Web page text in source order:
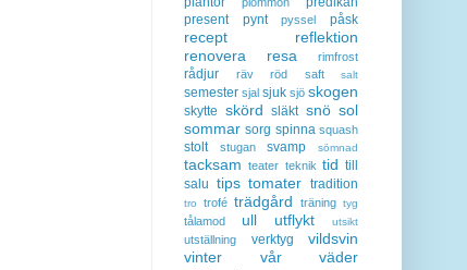
present
pynt pyssel påsk
recept
reflektion
renovera
resa rimfrost
rådjur räv röd saft salt
semester sjal sjuk sjö skogen
skytte skörd släkt snö sol
sommar sorg spinna squash
stolt stugan svamp sömnad
tacksam teater teknik tid till
salu tips tomater tradition
tro trofé trädgård träning tyg
tålamod ull utflykt utsikt
utställning verktyg
vildsvin
vinter
vår väder